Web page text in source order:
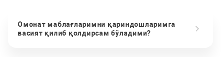
Омонат маблағларимни қариндошларимга
васият қилиб қолдирсам бўладими?